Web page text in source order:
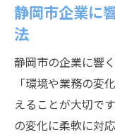
静岡市企業に
法
静岡市の企業に響
「環境や業務の変
えることが大切で
の変化に柔軟に対